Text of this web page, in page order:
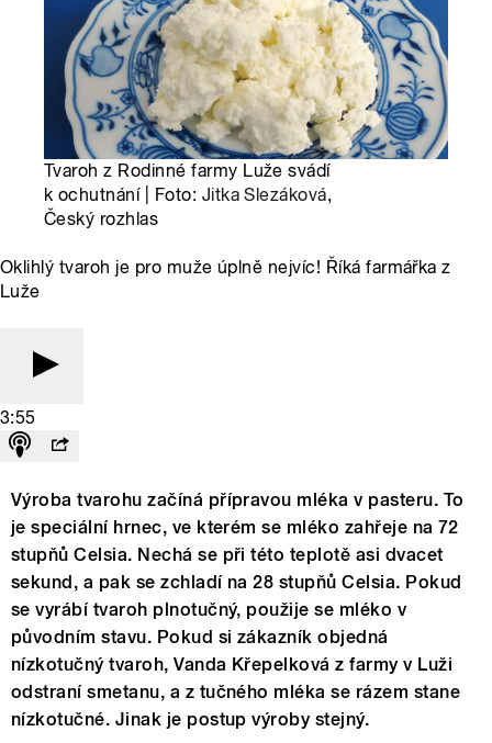
Tvaroh z Rodinné farmy Luže svádí
k ochutnání | Foto: Jitka Slezáková,
Český rozhlas
Oklihlý tvaroh je pro muže úplně nejvíc! Říká farmářka z
Luže
3:55
Výroba tvarohu začíná přípravou mléka v pasteru. To
je speciální hrnec, ve kterém se mléko zahřeje na 72
stupňů Celsia. Nechá se při této teplotě asi dvacet
sekund, a pak se zchladí na 28 stupňů Celsia. Pokud
se vyrábí tvaroh plnotučný, použije se mléko v
původním stavu. Pokud si zákazník objedná
nízkotučný tvaroh, Vanda Křepelková z farmy v Luži
odstraní smetanu, a z tučného mléka se rázem stane
nízkotučné. Jinak je postup výroby stejný.